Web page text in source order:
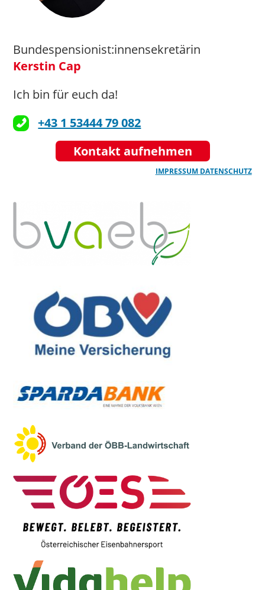
Bundespensionist:innensekretärin
Kerstin Cap
Ich bin für euch da!
+43 1 53444 79 082
Kontakt aufnehmen
IMPRESSUM DATENSCHUTZ